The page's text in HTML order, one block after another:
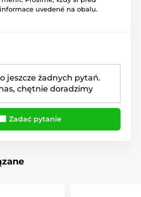
uvedené na obalu.
jeszcze żadnych pytań.
chętnie doradzimy
Zadać pytanie